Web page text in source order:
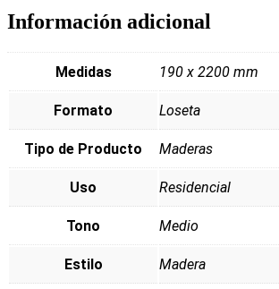
Información adicional
Medidas 190 x 2200 mm
Formato Loseta
Tipo de Producto Maderas
Uso Residencial
Tono Medio
Estilo Madera